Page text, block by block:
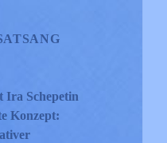
Ira Schepetin
Konzept: